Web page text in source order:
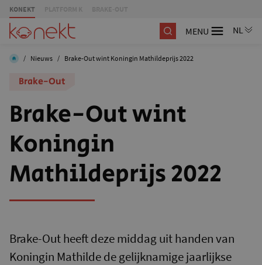
KONEKT
MENU
/ Nieuws / Brake-Out wint Koningin Mathildeprijs 2022
Brake-Out
Brake-Out wint
Koningin
Mathildeprijs 2022
Brake-Out heeft deze middag uit handen van
Koningin Mathilde de gelijknamige jaarlijkse